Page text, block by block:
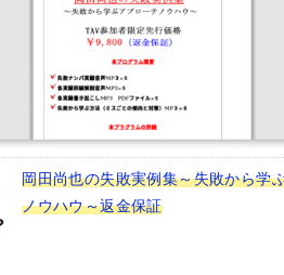
岡田尚也の失敗実例集～失敗から学
ノウハウ～返金保証